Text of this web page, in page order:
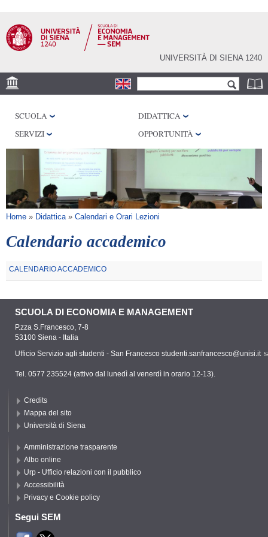
contenuto
principale
UNIVERSITÀ DI SIENA 1240
Form di ricerca
DISAG
SCUOLA
DIDATTICA
SERVIZI
OPPORTUNITÀ
Tu sei qui
Home » Didattica » Calendari e Orari Lezioni
Calendario accademico
CALENDARIO ACCADEMICO
SCUOLA DI ECONOMIA E MANAGEMENT
P.zza S.Francesco, 7-8
53100 Siena - Italia
Ufficio Servizio agli studenti - San Francesco studenti.sanfrancesco@unisi.it
Tel. 0577 235524 (attivo dal lunedì al venerdì in orario 12-13).
Credits
Mappa del sito
Università di Siena
Amministrazione trasparente
Albo online
Urp - Ufficio relazioni con il pubblico
Accessibilità
Privacy e Cookie policy
Segui SEM